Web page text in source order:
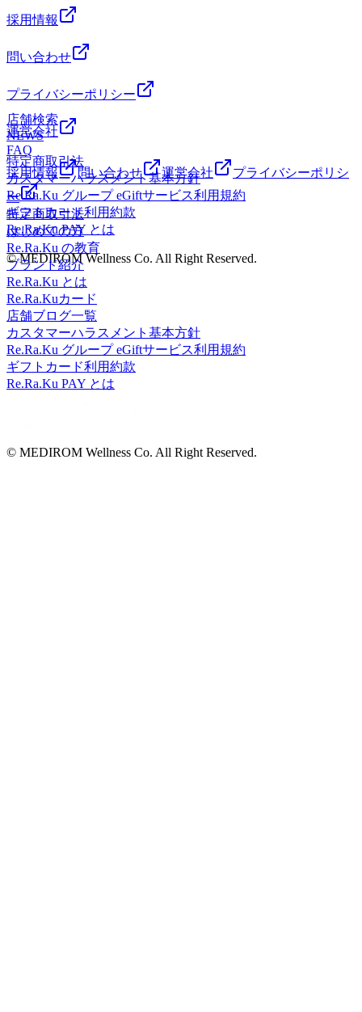
パサージオ西新井 2F&lt;営業時間&gt;10:00～21:00
フトの購入方法はとってもカンタン！下記のリンク（リラク
グループ公式ギフトページ）にアクセス贈りたいチケットを
選んで、クレジットカードで決済するだけ！ （Visa、
MasterCard、JCB、American Express、Dinersがご利用いただ
https://reraku.egift-store.com/?
今年の父の日や特別な日の贈り物は、いつもと一味違う「健
康と癒やしの時間」を選んでみませんか？6月28日（日）ま
での2週間限定のチャンスです！ぜひこの機会をお見逃しな
くチェックしてみてくださいね。皆様のご利用、そして大切
な方のご来店を、スタッフ一同心よりお待ちしておりま
す！
決めずお時間のみのご予約でも大丈夫です。受付時にお疲れ
お越しくださいね。お疲れが40%くらいの方は30分コースお
疲れが60～70%くらいの方は60分コースそれ以上の方は90分
以上のコースをおすすめしています。 皆さまのご来店、心
よりお待ちしています
マッサージよりも気持ちいい!【肩甲骨ストレッチ】と【骨
盤ストレッチ】を取り入れたリラク系ボディケア♪Re.Ra.Ku
パサージオ西新井店&lt;住所&gt;西新井駅から徒歩3分!!〒
123-0843東京都足立区西新井栄町1-17-1&lt;営業時間&gt;10:00
～21:00
採用情報
問い合わせ
プライバシーポリシー
運営会社
特定商取引法
カスタマーハラスメント基本方針
Re.Ra.Ku グループ eGiftサービス利用規約
ギフトカード利用約款
Re.Ra.Ku PAY とは
© MEDIROM Wellness Co. All Right Reserved.
店舗検索
NEWS
FAQ
採用情報
問い合わせ 運営会社
プライバシーポリシ
ー
特定商取引法
はじめての方
Re.Ra.Ku の教育
ブランド紹介
Re.Ra.Ku とは
Re.Ra.Kuカード
店舗ブログ一覧
カスタマーハラスメント基本方針
Re.Ra.Ku グループ eGiftサービス利用規約
ギフトカード利用約款
Re.Ra.Ku PAY とは
© MEDIROM Wellness Co. All Right Reserved.